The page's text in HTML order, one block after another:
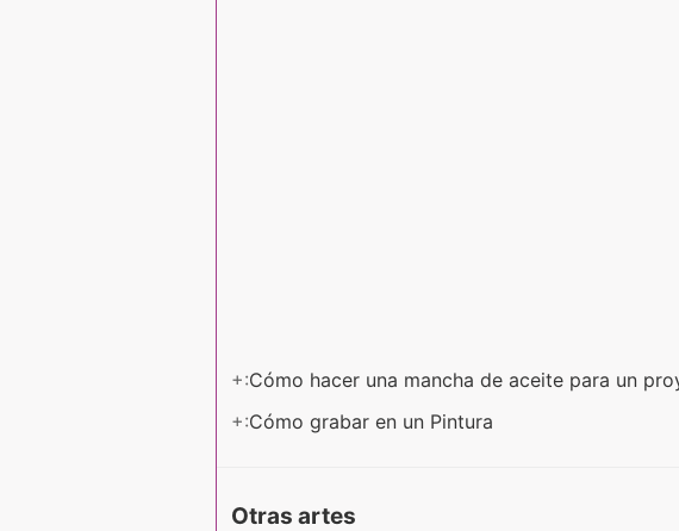
+:Cómo hacer una mancha de aceite para un
+:Cómo grabar en un Pintura
Otras artes